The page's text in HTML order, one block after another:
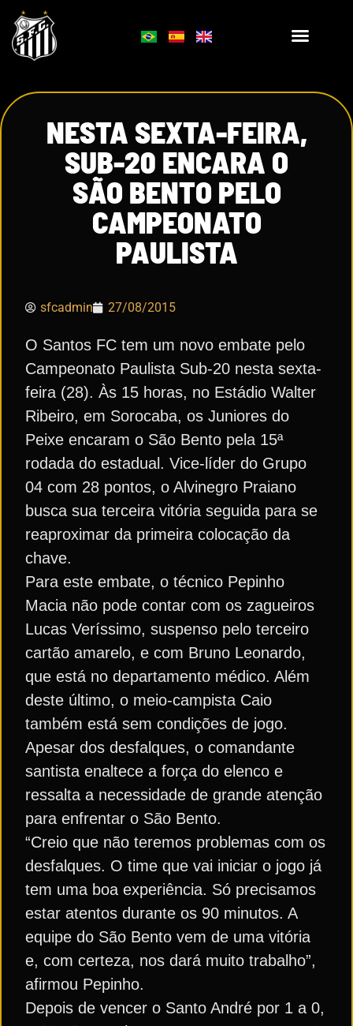
NESTA SEXTA-FEIRA,
SUB-20 ENCARA O
SÃO BENTO PELO
CAMPEONATO
PAULISTA
sfcadmin 27/08/2015
O Santos FC tem um novo embate pelo
Campeonato Paulista Sub-20 nesta sexta-
feira (28). Às 15 horas, no Estádio Walter
Ribeiro, em Sorocaba, os Juniores do
Peixe encaram o São Bento pela 15ª
rodada do estadual. Vice-líder do Grupo
04 com 28 pontos, o Alvinegro Praiano
busca sua terceira vitória seguida para se
reaproximar da primeira colocação da
chave.
Para este embate, o técnico Pepinho
Macia não pode contar com os zagueiros
Lucas Veríssimo, suspenso pelo terceiro
cartão amarelo, e com Bruno Leonardo,
que está no departamento médico. Além
deste último, o meio-campista Caio
também está sem condições de jogo.
Apesar dos desfalques, o comandante
santista enaltece a força do elenco e
ressalta a necessidade de grande atenção
para enfrentar o São Bento.
“Creio que não teremos problemas com os
desfalques. O time que vai iniciar o jogo já
tem uma boa experiência. Só precisamos
estar atentos durante os 90 minutos. A
equipe do São Bento vem de uma vitória
e, com certeza, nos dará muito trabalho”,
afirmou Pepinho.
Depois de vencer o Santo André por 1 a 0,